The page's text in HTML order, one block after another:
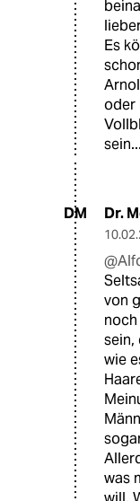
Es
oder
sein...
DM Dr.
von
sein,
wie
was